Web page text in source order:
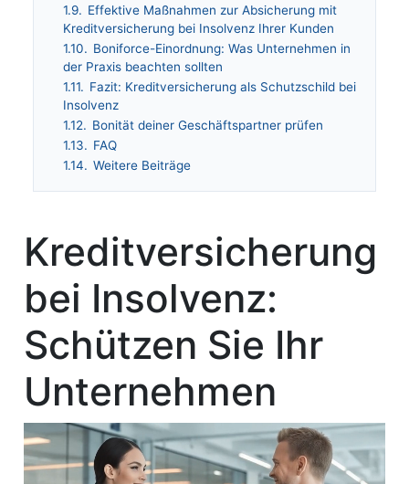
1.9. Effektive Maßnahmen zur Absicherung mit
Kreditversicherung bei Insolvenz Ihrer Kunden
1.10. Boniforce-Einordnung: Was Unternehmen in
der Praxis beachten sollten
1.11. Fazit: Kreditversicherung als Schutzschild bei
Insolvenz
1.12. Bonität deiner Geschäftspartner prüfen
1.13. FAQ
1.14. Weitere Beiträge
Kreditversicherung
bei Insolvenz:
Schützen Sie Ihr
Unternehmen